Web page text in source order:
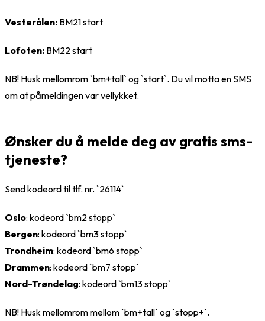
Vesterålen: BM21 start
Lofoten: BM22 start
NB! Husk mellomrom `bm+tall` og `start`. Du vil motta en SMS
om at påmeldingen var vellykket.
Ønsker du å melde deg av gratis sms-
tjeneste?
Send kodeord til tlf. nr. `26114`
Oslo: kodeord `bm2 stopp`
Bergen: kodeord `bm3 stopp`
Trondheim: kodeord `bm6 stopp`
Drammen: kodeord `bm7 stopp`
Nord-Trøndelag: kodeord `bm13 stopp`
NB! Husk mellomrom mellom `bm+tall` og `stopp+`.